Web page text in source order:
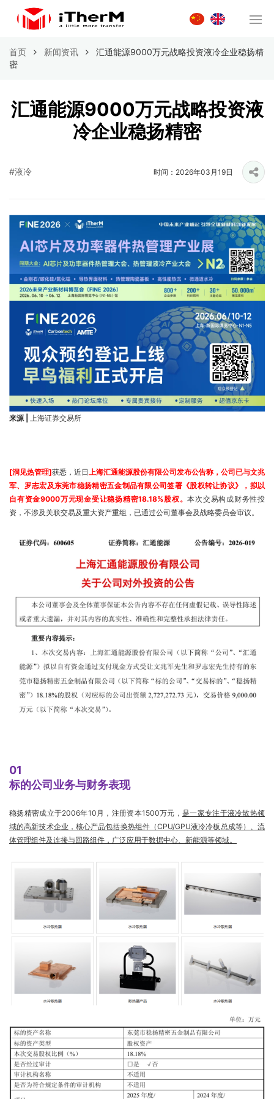
首页 新闻资讯
汇通能源9000万元战略投资液冷企业稳扬精
密
汇通能源9000万元战略投资液
冷企业稳扬精密
#液冷 时间：2026年03月19日
来源 | 上海证券交易所
[洞见热管理]获悉，近日 上海汇通能源股份有限公司发布公告称，公司已与文兆
军、罗志宏及东莞市稳扬精密五金制品有限公司签署《股权转让协议》，拟以
自有资金9000万元现金受让稳扬精密18.18%股权。本次交易构成财务性投
资，不涉及关联交易及重大资产重组，已通过公司董事会及战略委员会审议。
01
标的公司业务与财务表现
稳扬精密成立于2006年10月，注册资本1500万元， 是一家专注于液冷散热领
域的高新技术企业，核心产品包括换热组件（CPU/GPU液冷冷板总成等）、流
体管理组件及连接与回路组件，广泛应用于数据中心、新能源等领域。